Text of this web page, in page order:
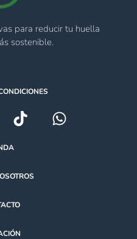
para reducir tu huella
sostenible.